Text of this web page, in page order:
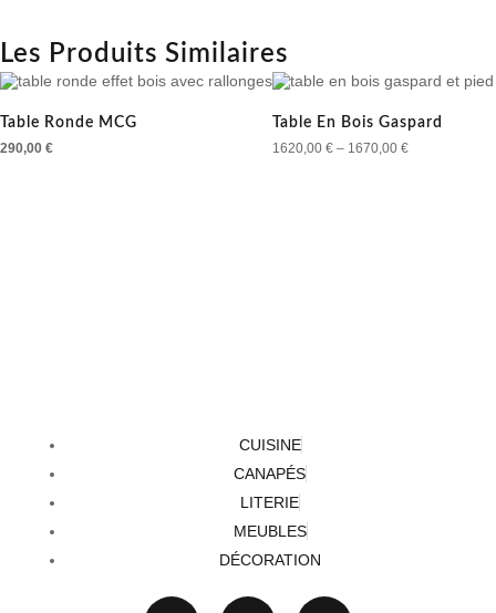
Les Produits Similaires
Table Ronde MCG
290,00 €
Table En Bois Gaspard
1620,00 € – 1670,00 €
CUISINE
CANAPÉS
LITERIE
MEUBLES
DÉCORATION